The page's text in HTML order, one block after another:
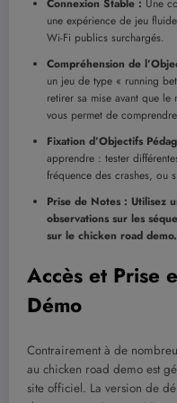
Connexion Stable : Une
une expérience de jeu
Wi-Fi publics surchargés.
Compréhension de
un jeu de type « running
retirer sa mise avant que le
vous permet de
Fixation d’Objectifs
apprendre : tester
fréquence des crashes, ou
Prise de Notes : Utilisez
observations sur les
sur le chicken road demo.
Accès et Prise
Démo
Contrairement à de
au chicken road demo est
site officiel. La version de